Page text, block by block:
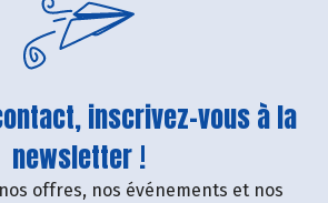
inscrivez-vous à la
newsletter !
offres, nos événements et nos